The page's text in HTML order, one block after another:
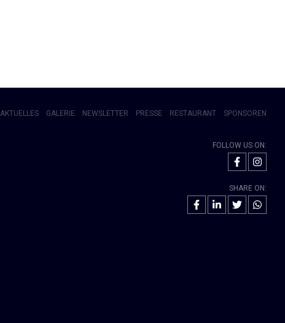
AKTUELLES GALERIE NEWSLETTER PRESSE RESTAURANT SPONSOREN
FOLLOW US ON:
SHARE ON: